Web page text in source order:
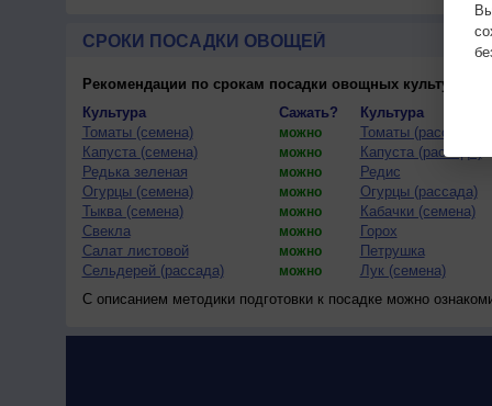
СРОКИ ПОСАДКИ ОВОЩЕЙ
Рекомендации по срокам посадки овощных культур
Культура
Сажать? Культура
Томаты (семена)
можно Томаты (рассада)
Капуста (семена) можно Капуста (рассада)
Редька зеленая можно Редис
Огурцы (семена) можно Огурцы (рассада)
Тыква (семена) можно Кабачки (семена)
Свекла можно Горох
Салат листовой можно Петрушка
Сельдерей (рассада) можно Лук (семена)
С описанием методики подготовки к посадке можно